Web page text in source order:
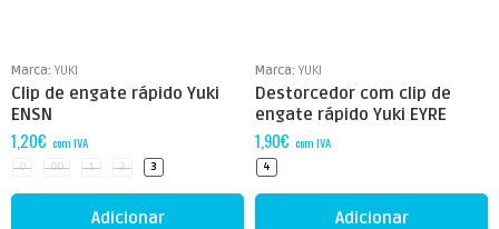
Marca: YUKI
Clip de engate rápido Yuki
ENSN
1,20€ com IVA
0 00 1 2 3
Adicionar
Marca: YUKI
Destorcedor com clip de
engate rápido Yuki EYRE
1,90€ com IVA
4
Adicionar